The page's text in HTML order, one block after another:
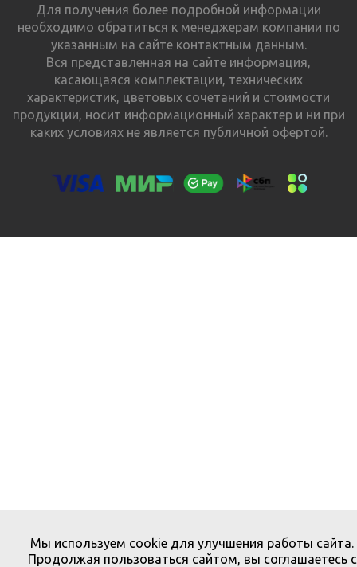
Для получения более подробной информации
необходимо обратиться к менеджерам компании по
указанным на сайте контактным данным.
Вся представленная на сайте информация,
касающаяся комплектации, технических
характеристик, цветовых сочетаний и стоимости
продукции, носит информационный характер и ни при
каких условиях не является публичной офертой.
Мы используем cookie для улучшения работы сайта.
Продолжая пользоваться сайтом, вы соглашаетесь с